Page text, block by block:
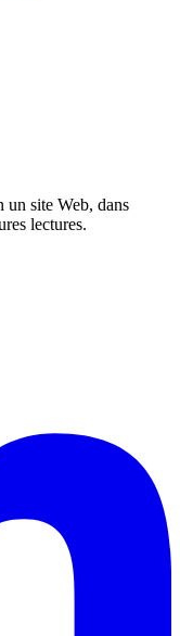
un site Web, dans
lectures.